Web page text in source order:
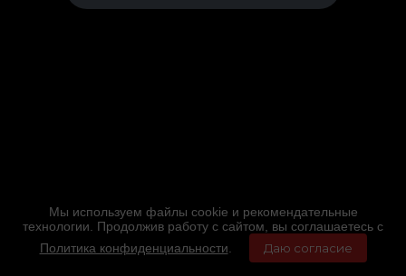
Мы используем файлы cookie и рекомендательные
технологии. Продолжив работу с сайтом, вы соглашаетесь с
Политика конфиденциальности
Даю согласие